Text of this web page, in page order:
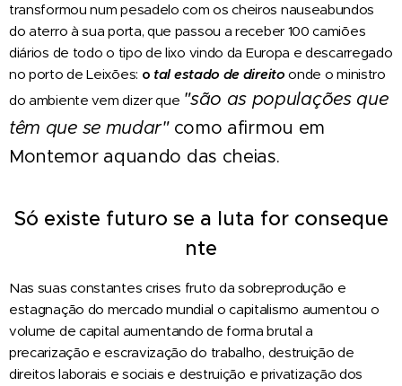
transformou num pesadelo com os cheiros nauseabundos
do aterro à sua porta, que passou a receber 100 camiões
diários de todo o tipo de lixo vindo da Europa e descarregado
no porto de Leixões: o talestado de direitoonde o ministro
do ambiente vem dizer que "são as populações que
têm que se mudar" como afirmou em
Montemor aquando das cheias.
Só existe futuro se a luta for conseque
nte
Nas suas constantes crises fruto da sobreprodução e
estagnação do mercado mundial o capitalismo aumentou o
volume de capital aumentando de forma brutal a
precarização e escravização do trabalho, destruição de
direitos laborais e sociais e destruição e privatização dos